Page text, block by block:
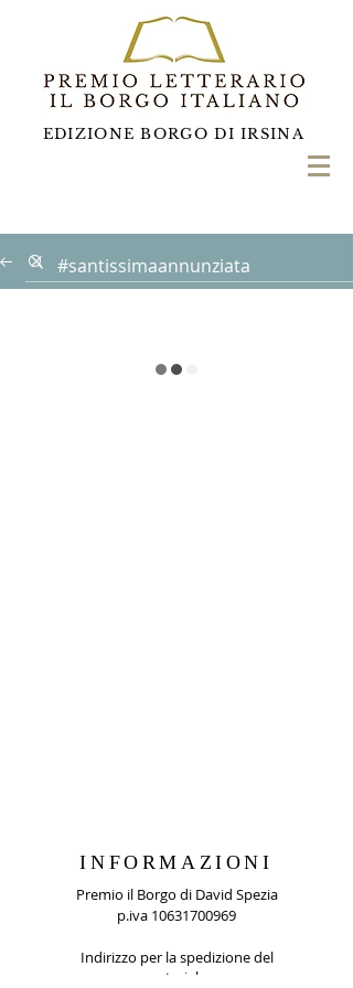
EDIZIONE BORGO DI IRSINA
INFORMAZIONI
Premio il Borgo di David Spezia
p.iva 10631700969
Indirizzo per la spedizione del
materiale: